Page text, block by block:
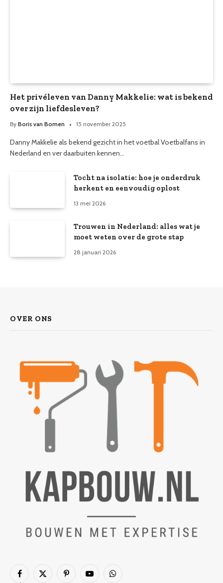
Het privéleven van Danny Makkelie: wat is bekend
over zijn liefdesleven?
By Boris van Bomen 15 november 2025
Danny Makkelie als bekend gezicht in het voetbal Voetbalfans in
Nederland en ver daarbuiten kennen…
Tocht na isolatie: hoe je onderdruk
herkent en eenvoudig oplost
13 mei 2026
Trouwen in Nederland: alles wat je
moet weten over de grote stap
28 januari 2026
OVER ONS
Facebook
X
PinterestYouTubeWhatsApp